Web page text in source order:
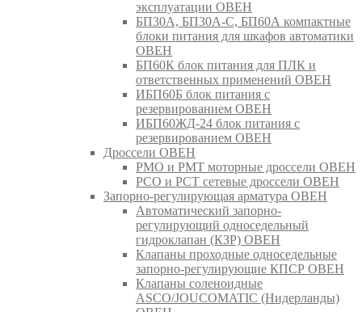
эксплуатации ОВЕН
БП30А, БП30А-С, БП60А компактные
блоки питания для шкафов автоматики
ОВЕН
БП60К блок питания для ПЛК и
ответственных применений ОВЕН
ИБП60Б блок питания с
резервированием ОВЕН
ИБП60ЖД-24 блок питания с
резервированием ОВЕН
Дроссели ОВЕН
РМО и РМТ моторные дроссели ОВЕН
РСО и РСТ сетевые дроссели ОВЕН
Запорно-регулирующая арматура ОВЕН
Автоматический запорно-
регулирующий односедельный
гидроклапан (КЗР) ОВЕН
Клапаны проходные односедельные
запорно-регулирующие КПСР ОВЕН
Клапаны соленоидные
ASCO/JOUCOMATIC (Нидерланды)